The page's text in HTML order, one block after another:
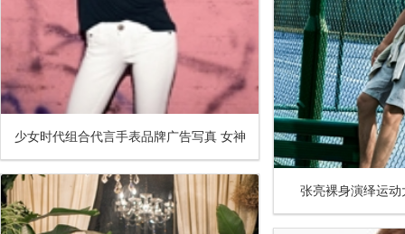
少女时代组合代言手表品牌广告写真 女神
集结展现不同时尚魅力
张亮裸身演绎运